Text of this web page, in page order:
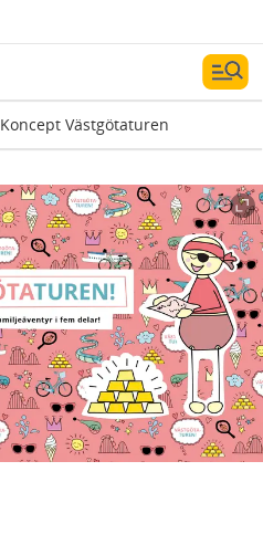
Koncept Västgötaturen